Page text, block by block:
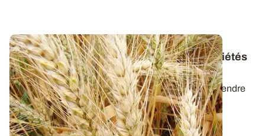
Résultats d’essais : performances des variétés
de blé tendre expérimentées en 2021
Retrouvez les caractéristiques des variétés de blé tendre
mises à jour avec les résultats...
21 OCT. 2021